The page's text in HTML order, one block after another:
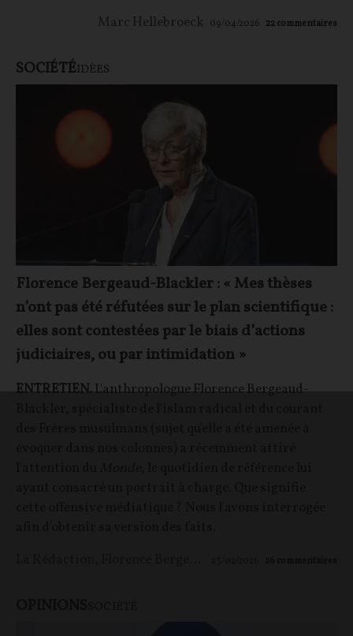
Marc Hellebroeck 09/04/2026 22commentaires
SOCIÉTÉIDÉES
Florence Bergeaud-Blackler : « Mes thèses
n’ont pas été réfutées sur le plan scientifique :
elles sont contestées par le biais d’actions
judiciaires, ou par intimidation »
ENTRETIEN.L'anthropologue Florence Bergeaud-